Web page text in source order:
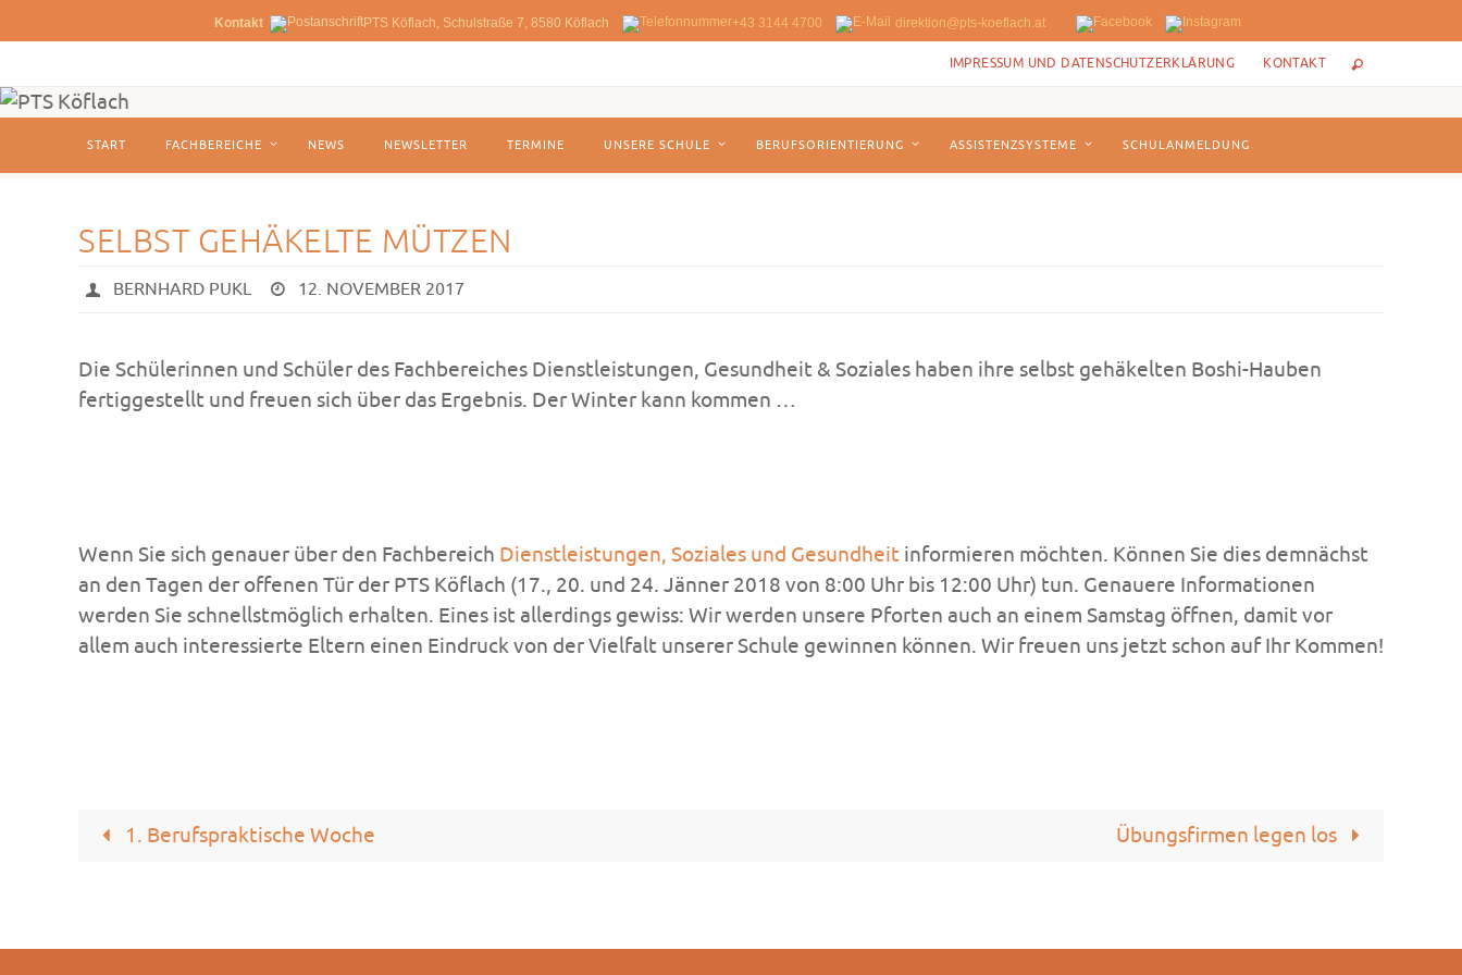
Kontakt PTS Köflach, Schulstraße 7, 8580 Köflach +43 3144 4700 direktion@pts-koeflach.at
Inhalt
springen
IMPRESSUM UND DATENSCHUTZERKLÄRUNG KONTAKT
springen
START FACHBEREICHE NEWS NEWSLETTER TERMINE UNSERE SCHULE BERUFSORIENTIERUNG ASSISTENZSYSTEME SCHULANMELDUNG
SELBST GEHÄKELTE MÜTZEN
BERNHARD PUKL 12. NOVEMBER 2017
Die Schülerinnen und Schüler des Fachbereiches Dienstleistungen, Gesundheit & Soziales haben ihre selbst gehäkelten Boshi-Hauben
fertiggestellt und freuen sich über das Ergebnis. Der Winter kann kommen …
Wenn Sie sich genauer über den Fachbereich Dienstleistungen, Soziales und Gesundheit informieren möchten. Können Sie dies demnächst
an den Tagen der offenen Tür der PTS Köflach (17., 20. und 24. Jänner 2018 von 8:00 Uhr bis 12:00 Uhr) tun. Genauere Informationen
werden Sie schnellstmöglich erhalten. Eines ist allerdings gewiss: Wir werden unsere Pforten auch an einem Samstag öffnen, damit vor
allem auch interessierte Eltern einen Eindruck von der Vielfalt unserer Schule gewinnen können. Wir freuen uns jetzt schon auf Ihr Kommen!
1. Berufspraktische Woche Übungsfirmen legen los